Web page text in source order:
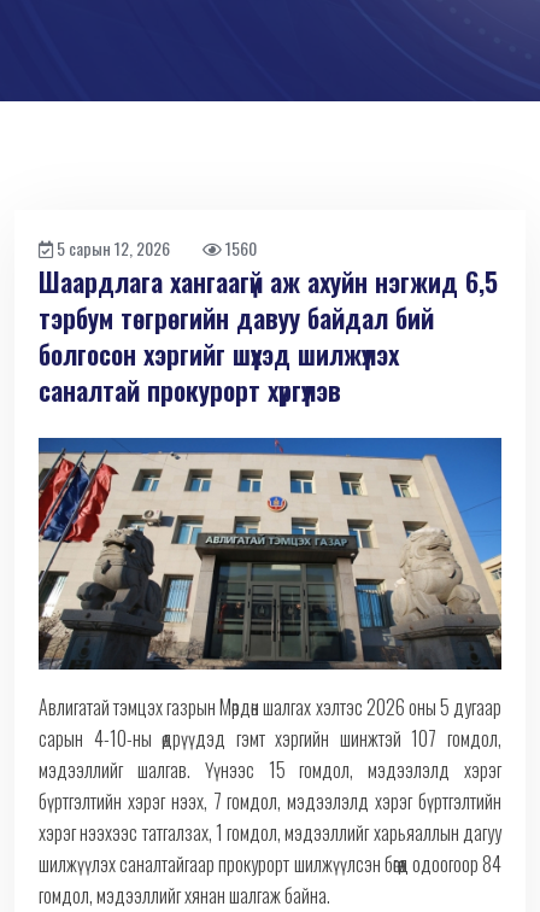
5 сарын 12, 2026 1560
Шаардлага хангаагүй аж ахуйн нэгжид 6,5
тэрбум төгрөгийн давуу байдал бий
болгосон хэргийг шүүхэд шилжүүлэх
саналтай прокурорт хүргүүлэв
Авлигатай тэмцэх газрын Мөрдөн шалгах хэлтэс 2026 оны 5 дугаар
сарын 4-10-ны өдрүүдэд гэмт хэргийн шинжтэй 107 гомдол,
мэдээллийг шалгав. Үүнээс 15 гомдол, мэдээлэлд хэрэг
бүртгэлтийн хэрэг нээх, 7 гомдол, мэдээлэлд хэрэг бүртгэлтийн
хэрэг нээхээс татгалзах, 1 гомдол, мэдээллийг харьяаллын дагуу
шилжүүлэх саналтайгаар прокурорт шилжүүлсэн бөгөөд одоогоор 84
гомдол, мэдээллийг хянан шалгаж байна.